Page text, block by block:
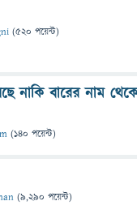
(520 পয়েন্ট)
নাকি বারের নাম
(140 পয়েন্ট)
(9,290 পয়েন্ট)